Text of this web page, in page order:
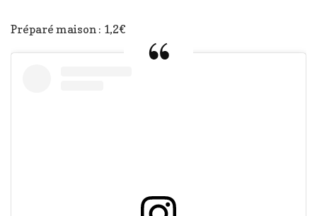
Préparé maison : 1,2€